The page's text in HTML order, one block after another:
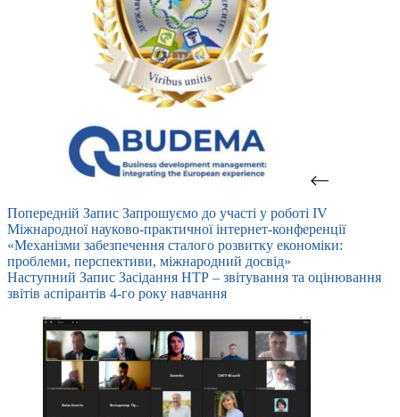
Попередній Запис Запрошуємо до участі у роботі ІV
Міжнародної науково-практичної інтернет-конференції
«Механізми забезпечення сталого розвитку економіки:
проблеми, перспективи, міжнародний досвід»
Наступний Запис Засідання НТР – звітування та оцінювання
звітів аспірантів 4-го року навчання